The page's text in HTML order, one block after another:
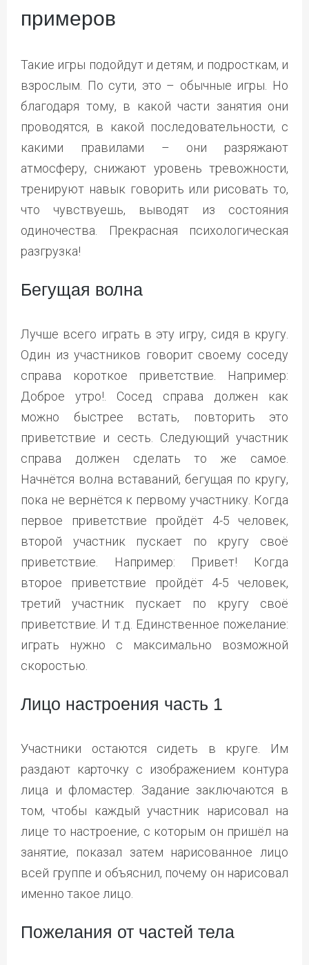
примеров
Такие игры подойдут и детям, и подросткам, и
взрослым. По сути, это – обычные игры. Но
благодаря тому, в какой части занятия они
проводятся, в какой последовательности, с
какими правилами – они разряжают
атмосферу, снижают уровень тревожности,
тренируют навык говорить или рисовать то,
что чувствуешь, выводят из состояния
одиночества. Прекрасная психологическая
разгрузка!
Бегущая волна
Лучше всего играть в эту игру, сидя в кругу.
Один из участников говорит своему соседу
справа короткое приветствие. Например:
Доброе утро!. Сосед справа должен как
можно быстрее встать, повторить это
приветствие и сесть. Следующий участник
справа должен сделать то же самое.
Начнётся волна вставаний, бегущая по кругу,
пока не вернётся к первому участнику. Когда
первое приветствие пройдёт 4-5 человек,
второй участник пускает по кругу своё
приветствие. Например: Привет! Когда
второе приветствие пройдёт 4-5 человек,
третий участник пускает по кругу своё
приветствие. И т.д. Единственное пожелание:
играть нужно с максимально возможной
скоростью.
Лицо настроения часть 1
Участники остаются сидеть в круге. Им
раздают карточку с изображением контура
лица и фломастер. Задание заключаются в
том, чтобы каждый участник нарисовал на
лице то настроение, с которым он пришёл на
занятие, показал затем нарисованное лицо
всей группе и объяснил, почему он нарисовал
именно такое лицо.
Пожелания от частей тела